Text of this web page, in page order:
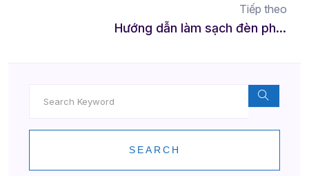
Tiếp theo
Hướng dẫn làm sạch đèn pha xe bị ố vàng
SEARCH